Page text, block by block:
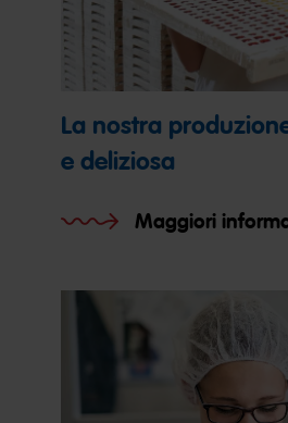
La nostra
e deliziosa
Maggiori